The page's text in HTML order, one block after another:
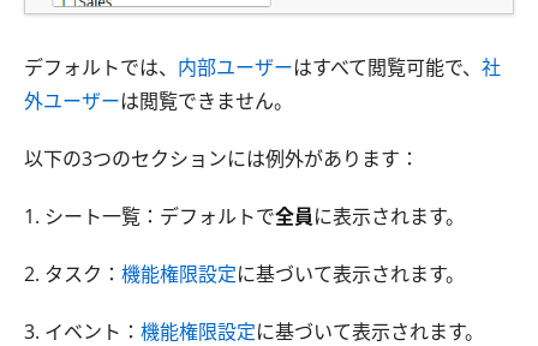
デフォルトでは、 内部ユーザーはすべて閲覧可能で、 社
外ユーザーは閲覧できません。
以下の3つのセクションには例外があります：
1. シート一覧：デフォルトで全員に表示されます。
2. タスク： 機能権限設定に基づいて表示されます。
3. イベント： 機能権限設定に基づいて表示されます。